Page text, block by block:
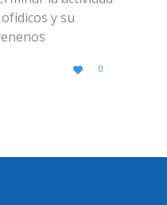
y su

LOVE
IT
0